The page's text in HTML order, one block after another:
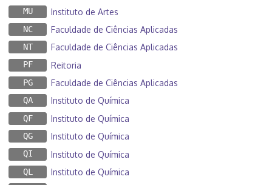
MU Instituto de Artes
NC Faculdade de Ciências Aplicadas
NT Faculdade de Ciências Aplicadas
PF Reitoria
PG Faculdade de Ciências Aplicadas
QA Instituto de Química
QF Instituto de Química
QG Instituto de Química
QI Instituto de Química
QL Instituto de Química